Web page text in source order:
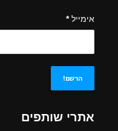
אימייל*
אתרי שותפים